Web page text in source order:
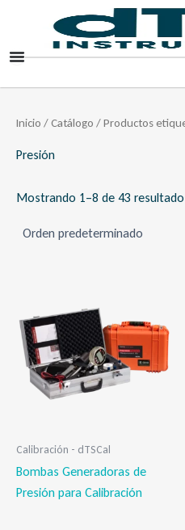
contenido
Inicio /Catálogo / Productos
Presión
Mostrando 1–8 de 43
Calibración - dTSCal
Bombas Generadoras de
Presión para Calibración